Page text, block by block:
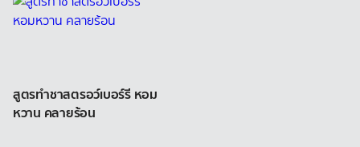
สูตรทำชาสตรอว์เบอร์รี หอม
หวาน คลายร้อน